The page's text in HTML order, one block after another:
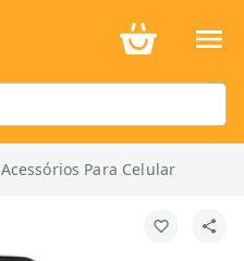
Acessórios Para Celular